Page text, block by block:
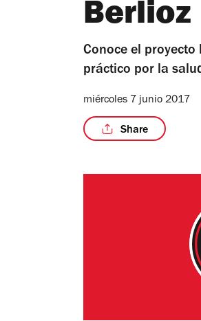
Berlioz
Conoce el
práctico por la
miércoles 7 junio 2017
Share